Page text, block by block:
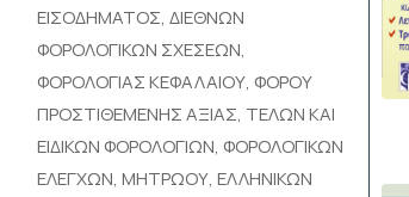
ΕΙΣΟΔΗΜΑΤΟΣ, ΔΙΕΘΝΩΝ
ΦΟΡΟΛΟΓΙΚΩΝ ΣΧΕΣΕΩΝ,
ΦΟΡΟΛΟΓΙΑΣ ΚΕΦΑΛΑΙΟΥ, ΦΟΡΟΥ
ΠΡΟΣΤΙΘΕΜΕΝΗΣ ΑΞΙΑΣ, ΤΕΛΩΝ ΚΑΙ
ΕΙΔΙΚΩΝ ΦΟΡΟΛΟΓΙΩΝ, ΦΟΡΟΛΟΓΙΚΩΝ
ΕΛΕΓΧΩΝ, ΜΗΤΡΩΟΥ, ΕΛΛΗΝΙΚΩΝ